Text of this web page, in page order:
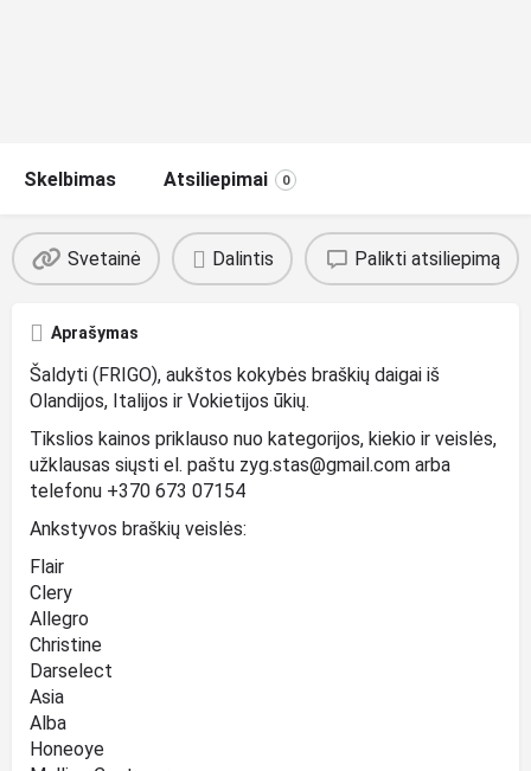
Skelbimas Atsiliepimai 0
Svetainė Dalintis Palikti atsiliepimą
Aprašymas
Šaldyti (FRIGO), aukštos kokybės braškių daigai iš
Olandijos, Italijos ir Vokietijos ūkių.
Tikslios kainos priklauso nuo kategorijos, kiekio ir veislės,
užklausas siųsti el. paštu zyg.stas@gmail.com arba
telefonu +370 673 07154
Ankstyvos braškių veislės:
Flair
Clery
Allegro
Christine
Darselect
Asia
Alba
Honeoye